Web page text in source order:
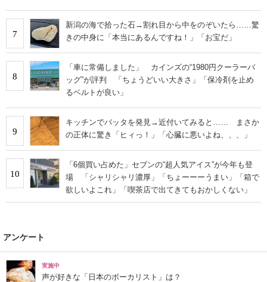
7
新潟の海で拾った石→割れ目から中をのぞいたら……驚
きの中身に「本当にあるんですね！」「お宝だ」
8
「車に常備しました」 カインズの“1980円クーラーバ
ッグ”が評判 「ちょうどいい大きさ」「保冷剤を止め
るベルトが良い」
9
キッチンでバッタを発見→近付いてみると…… まさか
の正体に驚き「ヒィっ！」「心臓に悪いよね、、、」
10
「6個買い占めた」セブンの“超人気アイス”が今年も登
場 「シャリシャリ濃厚」「ちょーーーうまい」「箱で
欲しいよこれ」「喫茶店で出てきてもおかしくない」
アンケート
実施中
声が好きな「日本のボーカリスト」は？